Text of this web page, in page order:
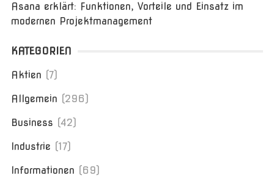
Asana erklärt: Funktionen, Vorteile und Einsatz im
modernen Projektmanagement
KATEGORIEN
Aktien (7)
Allgemein (296)
Business (42)
Industrie (17)
Informationen (69)